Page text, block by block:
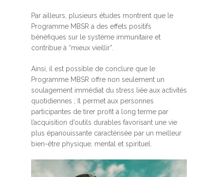
Par ailleurs, plusieurs études montrent que le
Programme MBSR a des effets positifs
bénéfiques sur le système immunitaire et
contribue à “mieux vieillir”.
Ainsi, il est possible de conclure que le
Programme MBSR offre non seulement un
soulagement immédiat du stress liée aux activités
quotidiennes ; Il permet aux personnes
participantes de tirer profit à long terme par
l’acquisition d’outils durables favorisant une vie
plus épanouissante caractérisée par un meilleur
bien-être physique, mental et spirituel.